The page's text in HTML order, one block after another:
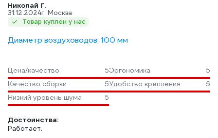
Николай Г.
31.12.2024г. Москва
Товар куплен у нас
Диаметр воздуховодов: 100 мм
Цена/качество 5Эргономика
5
Качество сборки
5Удобство крепления
5
Низкий уровень шума
5
Достоинства:
Работает.